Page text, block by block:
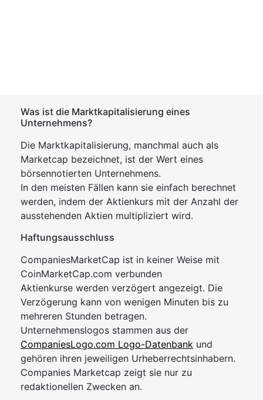
Was ist die Marktkapitalisierung eines
Unternehmens?
Die Marktkapitalisierung, manchmal auch als
Marketcap bezeichnet, ist der Wert eines
börsennotierten Unternehmens.
In den meisten Fällen kann sie einfach berechnet
werden, indem der Aktienkurs mit der Anzahl der
ausstehenden Aktien multipliziert wird.
Haftungsausschluss
CompaniesMarketCap ist in keiner Weise mit
CoinMarketCap.com verbunden
Aktienkurse werden verzögert angezeigt. Die
Verzögerung kann von wenigen Minuten bis zu
mehreren Stunden betragen.
Unternehmenslogos stammen aus der
CompaniesLogo.com Logo-Datenbank und
gehören ihren jeweiligen Urheberrechtsinhabern.
Companies Marketcap zeigt sie nur zu
redaktionellen Zwecken an.